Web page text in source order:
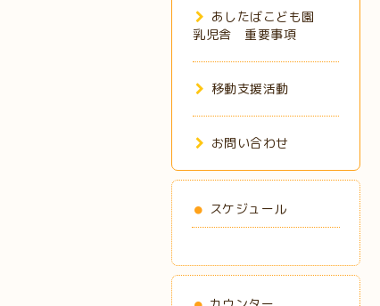
あしたばこども園
乳児舎 重要事項
移動支援活動
お問い合わせ
スケジュール